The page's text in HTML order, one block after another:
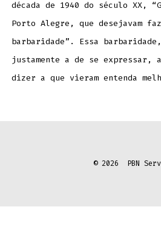
década de 1940 do século XX,
Porto Alegre, que desejavam
barbaridade”. Essa
justamente a de se expressar,
dizer a que vieram entenda
© 2026 PBN